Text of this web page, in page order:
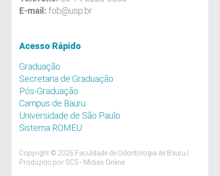
E-mail: fob@usp.br
Acesso Rápido
Graduação
Secretaria de Graduação
Pós-Graduação
Campus de Bauru
Universidade de São Paulo
Sistema ROMEU
Copyright © 2026 Faculdade de Odontologia de Bauru |
Produzido por SCS - Mídias Online